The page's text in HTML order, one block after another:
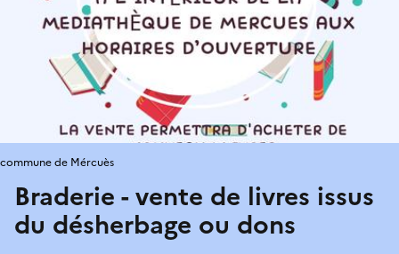
Braderie - vente de livres issus
du désherbage ou dons
commune de Mércuès